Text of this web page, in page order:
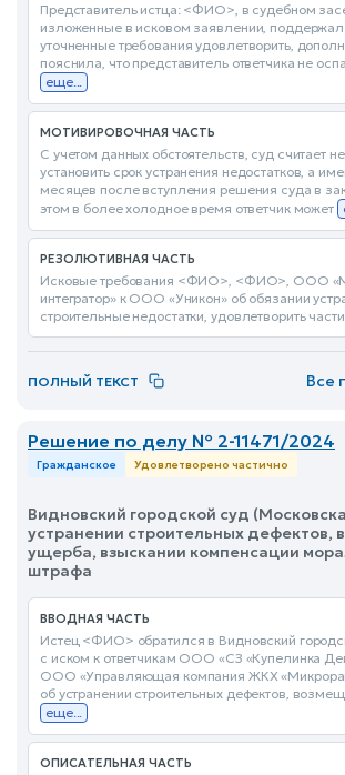
Представитель истца: <ФИО>, в судебном
изложенные в исковом заявлении,
уточненные требования удовлетворить,
пояснила, что представитель ответчика не
еще...
МОТИВИРОВОЧНАЯ ЧАСТЬ
С учетом данных обстоятельств, суд считает
установить срок устранения недостатков, а
месяцев после вступления решения суда в
этом в более холодное время ответчик может
РЕЗОЛЮТИВНАЯ ЧАСТЬ
Исковые требования <ФИО>, <ФИО>, ООО
интегратор» к ООО «Уникон» об обязании
строительные недостатки, удовлетворить
ПОЛНЫЙ ТЕКСТ Все
Решение по делу № 2-11471/2024
Гражданское Удовлетворено частично
Видновский городской суд
устранении строительных дефектов,
ущерба, взыскании компенсации
штрафа
ВВОДНАЯ ЧАСТЬ
Истец <ФИО> обратился в Видновский
с иском к ответчикам ООО «СЗ «Купелинка
ООО «Управляющая компания ЖКХ
об устранении строительных дефектов,
еще...
ОПИСАТЕЛЬНАЯ ЧАСТЬ